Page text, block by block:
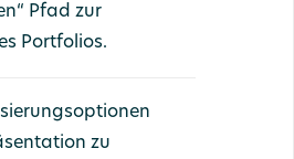
Pfad zur
Portfolios.
zu